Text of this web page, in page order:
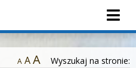
A AA Wyszukaj na stronie: